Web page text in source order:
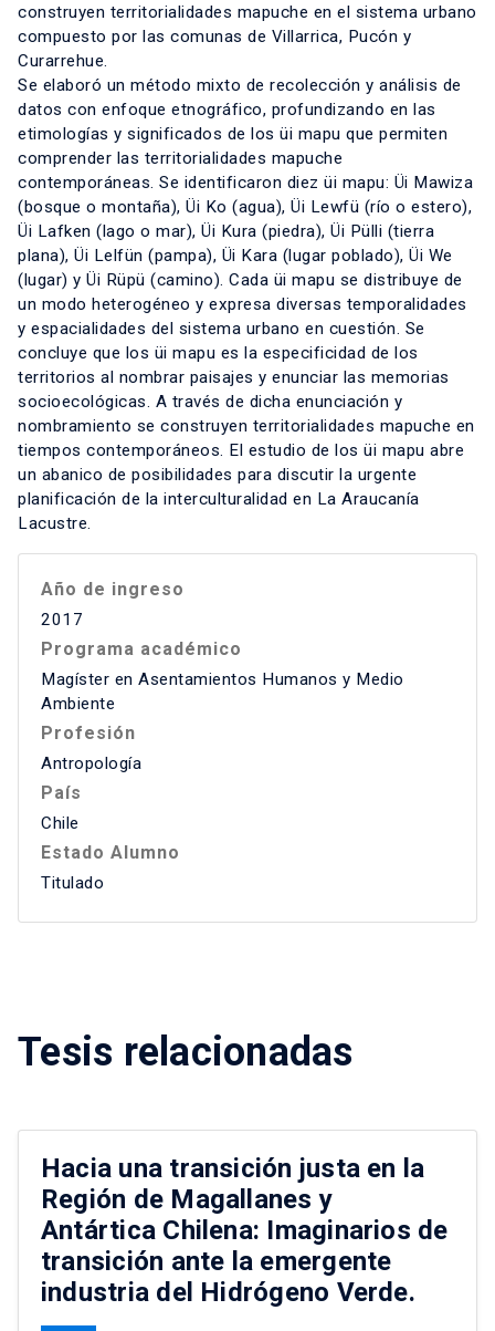
construyen territorialidades mapuche en el sistema urbano
compuesto por las comunas de Villarrica, Pucón y
Curarrehue.
Se elaboró un método mixto de recolección y análisis de
datos con enfoque etnográfico, profundizando en las
etimologías y significados de los üi mapu que permiten
comprender las territorialidades mapuche
contemporáneas. Se identificaron diez üi mapu: Üi Mawiza
(bosque o montaña), Üi Ko (agua), Üi Lewfü (río o estero),
Üi Lafken (lago o mar), Üi Kura (piedra), Üi Pülli (tierra
plana), Üi Lelfün (pampa), Üi Kara (lugar poblado), Üi We
(lugar) y Üi Rüpü (camino). Cada üi mapu se distribuye de
un modo heterogéneo y expresa diversas temporalidades
y espacialidades del sistema urbano en cuestión. Se
concluye que los üi mapu es la especificidad de los
territorios al nombrar paisajes y enunciar las memorias
socioecológicas. A través de dicha enunciación y
nombramiento se construyen territorialidades mapuche en
tiempos contemporáneos. El estudio de los üi mapu abre
un abanico de posibilidades para discutir la urgente
planificación de la interculturalidad en La Araucanía
Lacustre.
Año de ingreso
2017
Programa académico
Magíster en Asentamientos Humanos y Medio
Ambiente
Profesión
Antropología
País
Chile
Estado Alumno
Titulado
Tesis relacionadas
Hacia una transición justa en la
Región de Magallanes y
Antártica Chilena: Imaginarios de
transición ante la emergente
industria del Hidrógeno Verde.